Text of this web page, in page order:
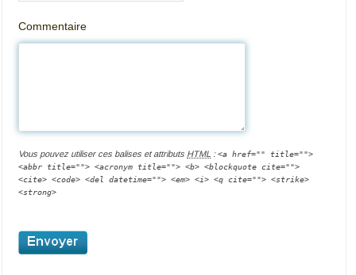
Commentaire
Vous pouvez utiliser ces balises et attributs HTML :<a href="" title="">
<abbr title=""> <acronym title=""> <b> <blockquote cite="">
<cite> <code> <del datetime=""> <em> <i> <q cite=""> <strike>
<strong>